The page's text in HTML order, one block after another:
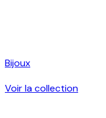
Bijoux
Voir la collection